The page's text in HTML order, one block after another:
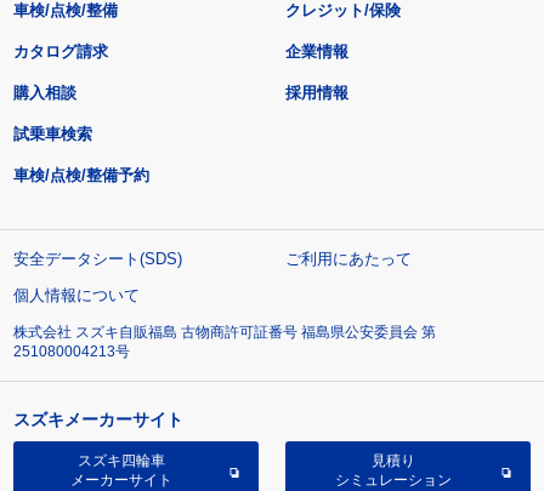
車検/点検/整備 クレジット/保険
カタログ請求
購入相談
試乗車検索
車検/点検/整備予約
企業情報
採用情報
安全データシート(SDS)
ご利用にあたって
個人情報について
株式会社 スズキ自販福島 古物商許可証番号 福島県公安委員会 第
251080004213号
スズキメーカーサイト
スズキ四輪車
メーカーサイト
見積り
シミュレーション